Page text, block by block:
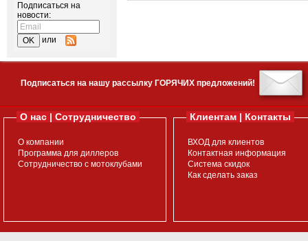
Подписаться на
новости:
или
Подписаться на нашу рассылку ГОРЯЧИХ предложений!
О нас | Сотрудничество
О компании
Программа для диллеров
Сотрудничество с мотоклубами
Клиентам | Контакты
ВХОД для клиентов
Контактная информация
Система скидок
Как сделать заказ